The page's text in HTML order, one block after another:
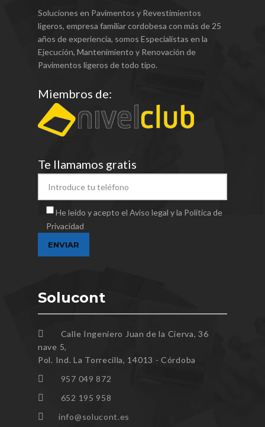
Soluciones en Pavimentos y Revestimientos
ligeros, empresa familiar cordobesa con más de 25
años de experiencia, somos Especialistas en la
Ejecución, Mantenimiento y Renovación de
Pavimentos ligeros de todo tipo.
Miembros de:
Te llamamos gratis
He leído y acepto el Aviso legal y la Política de
Privacidad
Solucont
Calle Ingeniero Juan de la Cierva, 36
nave 5,
Pol. Ind. La Torrecilla, 14013 - Córdoba
957 049 872
652 195 958
info@solucont.es